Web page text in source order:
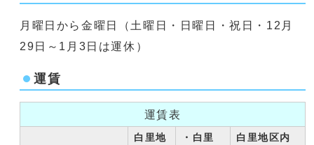
月曜日から金曜日（土曜日・日曜日・祝日・12月
29日～1月3日は運休）
運賃
運賃表
白里地
・白里
白里地区内